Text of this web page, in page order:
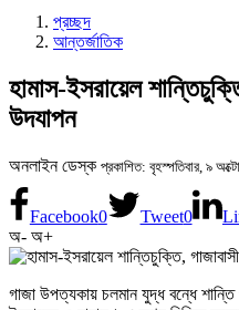
প্রচ্ছদ
আন্তর্জাতিক
হামাস-ইসরায়েল
উদযাপন
অনলাইন ডেস্ক প্রকাশিত: বৃহস্পতিবার, ৯
Facebook0 Tweet0
অ- অ+
গাজা উপত্যকায় চলমান যুদ্ধ বন্ধে শান্তি